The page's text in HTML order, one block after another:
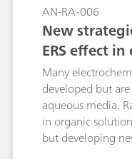
AN-RA-006
New
ERS effect
Many
developed but
aqueous media.
in organic
but developing